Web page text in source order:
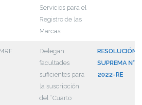
Servicios para el
Registro de las
Marcas
MRE
Delegan
facultades
suficientes para
la suscripción
del “Cuarto
RESOLUCIÓN
SUPREMA N°
2022-RE